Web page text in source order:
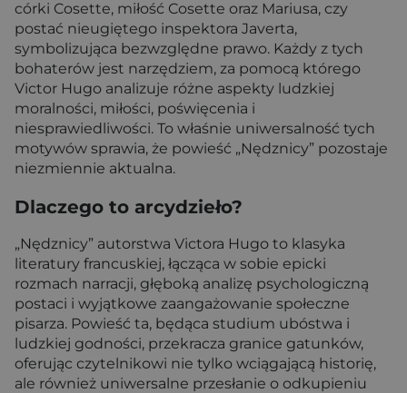
córki Cosette, miłość Cosette oraz Mariusa, czy
postać nieugiętego inspektora Javerta,
symbolizująca bezwzględne prawo. Każdy z tych
bohaterów jest narzędziem, za pomocą którego
Victor Hugo analizuje różne aspekty ludzkiej
moralności, miłości, poświęcenia i
niesprawiedliwości. To właśnie uniwersalność tych
motywów sprawia, że powieść „Nędznicy” pozostaje
niezmiennie aktualna.
Dlaczego to arcydzieło?
„Nędznicy” autorstwa Victora Hugo to klasyka
literatury francuskiej, łącząca w sobie epicki
rozmach narracji, głęboką analizę psychologiczną
postaci i wyjątkowe zaangażowanie społeczne
pisarza. Powieść ta, będąca studium ubóstwa i
ludzkiej godności, przekracza granice gatunków,
oferując czytelnikowi nie tylko wciągającą historię,
ale również uniwersalne przesłanie o odkupieniu